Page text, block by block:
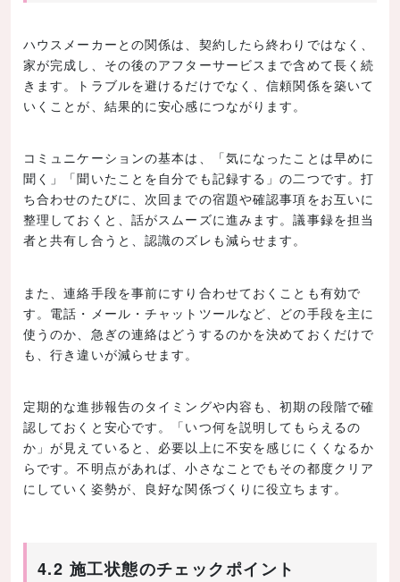
ハウスメーカーとの関係は、契約したら終わりではなく、
家が完成し、その後のアフターサービスまで含めて長く続
きます。トラブルを避けるだけでなく、信頼関係を築いて
いくことが、結果的に安心感につながります。
コミュニケーションの基本は、「気になったことは早めに
聞く」「聞いたことを自分でも記録する」の二つです。打
ち合わせのたびに、次回までの宿題や確認事項をお互いに
整理しておくと、話がスムーズに進みます。議事録を担当
者と共有し合うと、認識のズレも減らせます。
また、連絡手段を事前にすり合わせておくことも有効で
す。電話・メール・チャットツールなど、どの手段を主に
使うのか、急ぎの連絡はどうするのかを決めておくだけで
も、行き違いが減らせます。
定期的な進捗報告のタイミングや内容も、初期の段階で確
認しておくと安心です。「いつ何を説明してもらえるの
か」が見えていると、必要以上に不安を感じにくくなるか
らです。不明点があれば、小さなことでもその都度クリア
にしていく姿勢が、良好な関係づくりに役立ちます。
4.2 施工状態のチェックポイント